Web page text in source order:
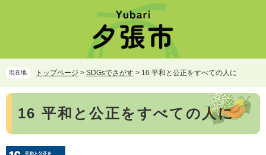
頭
で
す。
飛
ば
し
文
現在地 トップページ > SDGsでさがす > 16 平和と公正をすべての人に
本
16 平和と公正をすべての人に